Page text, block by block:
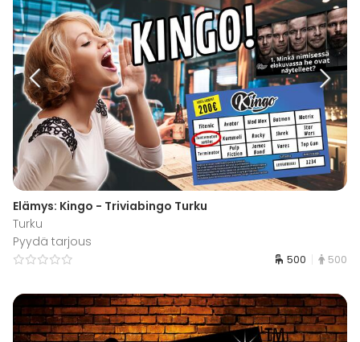
Elämys: Kingo - Triviabingo Turku
Turku
Pyydä tarjous
500 500